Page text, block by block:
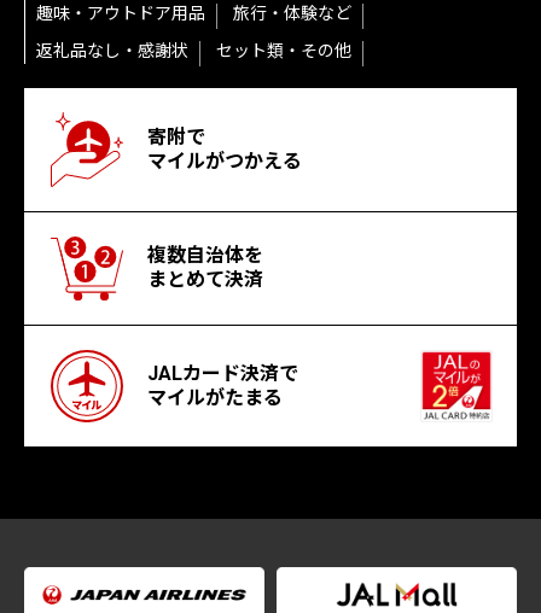
趣味・アウトドア用品
旅行・体験など
返礼品なし・感謝状
セット類・その他
寄附で
マイルがつかえる
複数自治体を
まとめて決済
JALカード決済で
マイルがたまる